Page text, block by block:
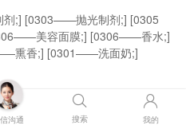
;] [0303——抛光制剂;] [0305
美容面膜;] [0306——香水;]
熏香;] [0301——洗面奶;]
沟通 搜索 我的